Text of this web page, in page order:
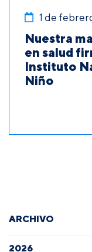
1 de
Nuestra
en salud
Instituto
Niño
ARCHIVO
2026